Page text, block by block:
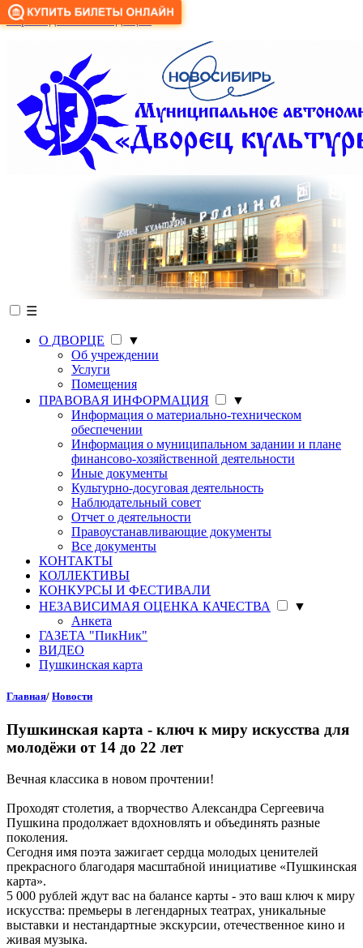
Версия для слабовидящих
☰
О ДВОРЦЕ
▼
Об учреждении
Услуги
Помещения
ПРАВОВАЯ ИНФОРМАЦИЯ
▼
Информация о материально-техническом
обеспечении
Информация о муниципальном задании и плане
финансово-хозяйственной деятельности
Иные документы
Культурно-досуговая деятельность
Наблюдательный совет
Отчет о деятельности
Правоустанавливающие документы
Все документы
КОНТАКТЫ
КОЛЛЕКТИВЫ
КОНКУРСЫ И ФЕСТИВАЛИ
НЕЗАВИСИМАЯ ОЦЕНКА КАЧЕСТВА
▼
Анкета
ГАЗЕТА "ПикНик"
ВИДЕО
Пушкинская карта
Главная/ Новости
Пушкинская карта - ключ к миру искусства для
молодёжи от 14 до 22 лет
Вечная классика в новом прочтении!
Проходят столетия, а творчество Александра Сергеевича
Пушкина продолжает вдохновлять и объединять разные
поколения.
Сегодня имя поэта зажигает сердца молодых ценителей
прекрасного благодаря масштабной инициативе «Пушкинская
карта».
5 000 рублей ждут вас на балансе карты - это ваш ключ к миру
искусства: премьеры в легендарных театрах, уникальные
выставки и нестандартные экскурсии, отечественное кино и
живая музыка.